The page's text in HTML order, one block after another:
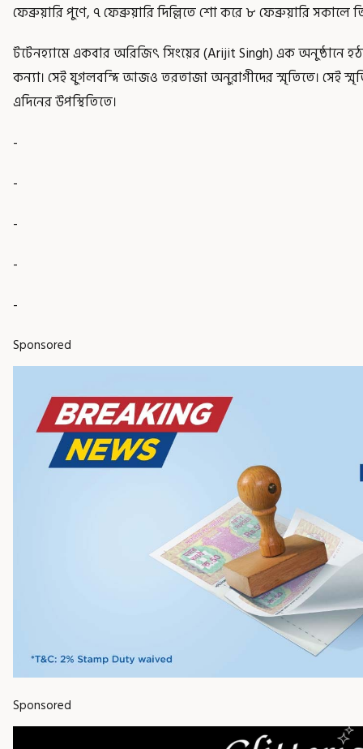
ফেব্রুয়ারি পুণে, ৭ ফেব্রুয়ারি দিল্লিতে শো করে ৮ ফেব্রুয়ারি
টটেনহ্যামে একবার অরিজিৎ সিংয়ের (Arijit Singh) এক অনুষ্ঠানে
কন্যা। সেই যুগলবন্দি আজও তরতাজা অনুরাগীদের স্মৃতিতে। সেই
এদিনের উপস্থিতিতে।
-
-
-
-
-
Sponsored
Sponsored